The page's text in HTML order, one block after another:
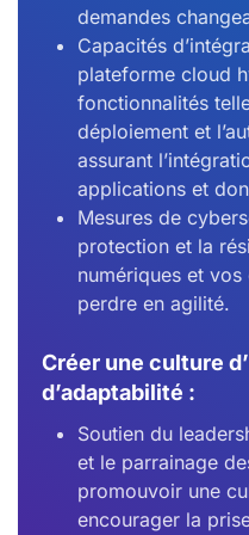
demandes
Capacités
plateforme cloud
fonctionnalités
déploiement et
assurant
applications et
Mesures de
protection et la
numériques et vos
perdre en agilité.
Créer une culture
d’adaptabilité :
Soutien du
et le parrainage
promouvoir une
encourager la